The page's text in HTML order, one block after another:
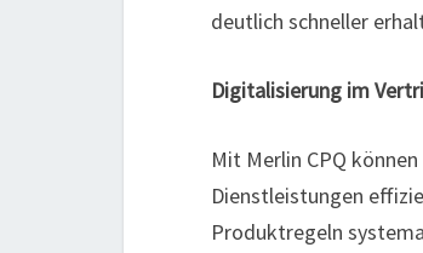
deutlich schneller
Digitalisierung im
Mit Merlin CPQ
Dienstleistungen
Produktregeln